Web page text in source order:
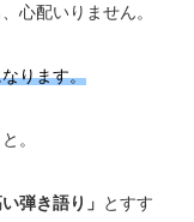
心配いりません。
ります。
。
弾き語り」 とすす